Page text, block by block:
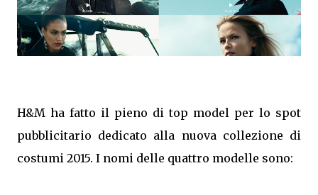
H&M ha fatto il pieno di top model per lo spot
pubblicitario dedicato alla nuova collezione di
costumi 2015. I nomi delle quattro modelle sono: